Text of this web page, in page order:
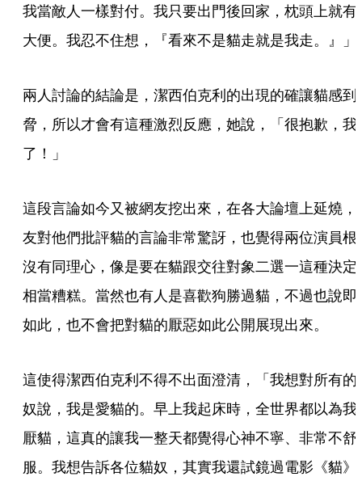
我當敵人一樣對付。我只要出門後回家，枕頭上就有
大便。我忍不住想，『看來不是貓走就是我走。』」
兩人討論的結論是，潔西伯克利的出現的確讓貓感到
脅，所以才會有這種激烈反應，她說，「很抱歉，我
了！」
這段言論如今又被網友挖出來，在各大論壇上延燒，
友對他們批評貓的言論非常驚訝，也覺得兩位演員根
沒有同理心，像是要在貓跟交往對象二選一這種決定
相當糟糕。當然也有人是喜歡狗勝過貓，不過也說即
如此，也不會把對貓的厭惡如此公開展現出來。
這使得潔西伯克利不得不出面澄清，「我想對所有的
奴說，我是愛貓的。早上我起床時，全世界都以為我
厭貓，這真的讓我一整天都覺得心神不寧、非常不舒
服。我想告訴各位貓奴，其實我還試鏡過電影《貓》